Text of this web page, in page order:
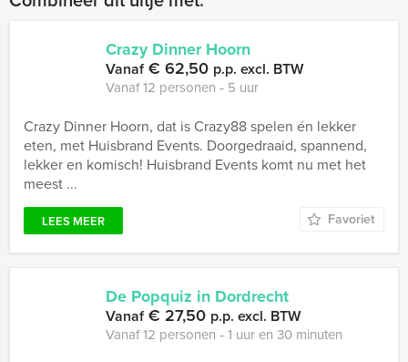
Crazy Dinner Hoorn
Vanaf€ 62,50 p.p. excl. BTW
Vanaf 12 personen ‐ 5 uur
Crazy Dinner Hoorn, dat is Crazy88 spelen én lekker
eten, met Huisbrand Events. Doorgedraaid, spannend,
lekker en komisch! Huisbrand Events komt nu met het
meest ...
LEES MEER Favoriet
De Popquiz in Dordrecht
Vanaf€ 27,50 p.p. excl. BTW
Vanaf 12 personen ‐ 1 uur en 30 minuten